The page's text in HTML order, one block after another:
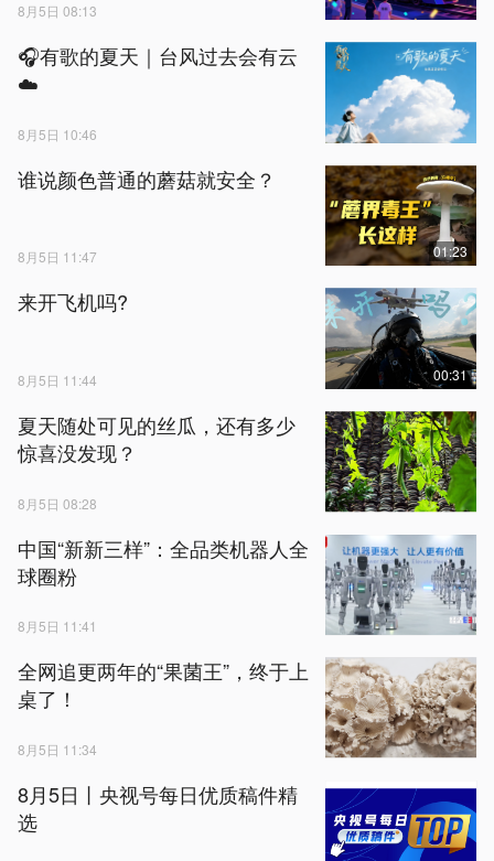
8月5日 08:13
🎧有歌的夏天｜台风过去会有云
☁️
8月5日 10:46
谁说颜色普通的蘑菇就安全？
8月5日 11:47 01:23
来开飞机吗?
8月5日 11:44 00:31
夏天随处可见的丝瓜，还有多少
惊喜没发现？
8月5日 08:28
中国“新新三样”：全品类机器人全
球圈粉
8月5日 11:41
全网追更两年的“果菌王”，终于上
桌了！
8月5日 11:34
8月5日丨央视号每日优质稿件精
选